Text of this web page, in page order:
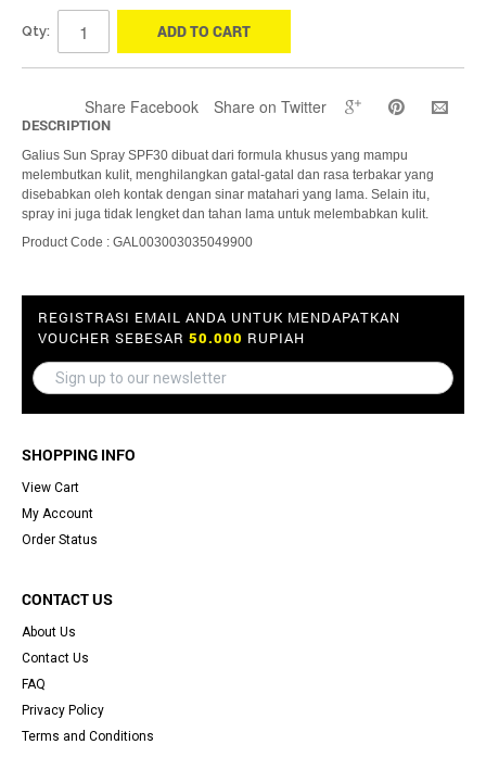
Qty: ADD TO CART
Share Facebook Share on Twitter
DESCRIPTION
Galius Sun Spray SPF30 dibuat dari formula khusus yang mampu
melembutkan kulit, menghilangkan gatal-gatal dan rasa terbakar yang
disebabkan oleh kontak dengan sinar matahari yang lama. Selain itu,
spray ini juga tidak lengket dan tahan lama untuk melembabkan kulit.
Product Code : GAL003003035049900
REGISTRASI EMAIL ANDA UNTUK MENDAPATKAN
VOUCHER SEBESAR 50.000 RUPIAH
SHOPPING INFO
View Cart
My Account
Order Status
CONTACT US
About Us
Contact Us
FAQ
Privacy Policy
Terms and Conditions